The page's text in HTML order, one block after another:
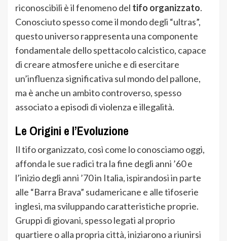
riconoscibili è il fenomeno del tifo organizzato.
Conosciuto spesso come il mondo degli “ultras”,
questo universo rappresenta una componente
fondamentale dello spettacolo calcistico, capace
di creare atmosfere uniche e di esercitare
un’influenza significativa sul mondo del pallone,
ma è anche un ambito controverso, spesso
associato a episodi di violenza e illegalità.
Le Origini e l’Evoluzione
Il tifo organizzato, così come lo conosciamo oggi,
affonda le sue radici tra la fine degli anni ’60 e
l’inizio degli anni ’70 in Italia, ispirandosi in parte
alle “Barra Brava” sudamericane e alle tifoserie
inglesi, ma sviluppando caratteristiche proprie.
Gruppi di giovani, spesso legati al proprio
quartiere o alla propria città, iniziarono a riunirsi